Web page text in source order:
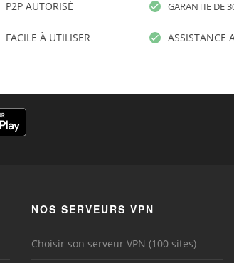
P2P AUTORISÉ
FACILE À UTILISER
GARANTIE DE
ASSISTANCE
NOS SERVEURS VPN
Choisir son serveur VPN (100 sites)